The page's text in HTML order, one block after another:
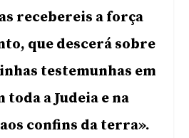
recebereis a força
que descerá sobre
testemunhas em
toda a Judeia e na
confins da terra».